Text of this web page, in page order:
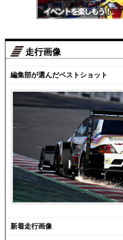
走行画像
編集部が選んだベストショット
新着走行画像